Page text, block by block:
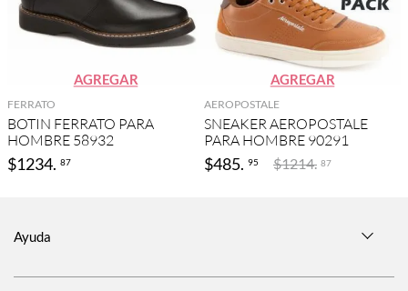
AGREGAR
FERRATO
BOTIN FERRATO PARA
HOMBRE 58932
$1234. 87
AGREGAR
AEROPOSTALE
SNEAKER AEROPOSTALE
PARA HOMBRE 90291
$485. 95 $1214. 87
Ayuda